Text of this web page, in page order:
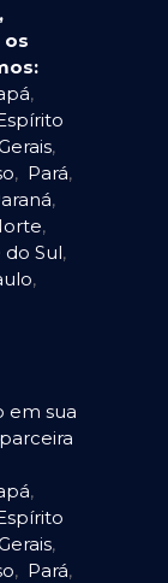
os
,
,
, Pará,
,
,
do Sul,
,
em sua
,
,
, Pará,